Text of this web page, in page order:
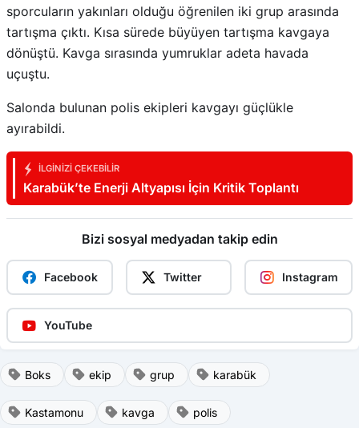
sporcuların yakınları olduğu öğrenilen iki grup arasında
tartışma çıktı. Kısa sürede büyüyen tartışma kavgaya
dönüştü. Kavga sırasında yumruklar adeta havada
uçuştu.
Salonda bulunan polis ekipleri kavgayı güçlükle
ayırabildi.
İLGINIZI ÇEKEBILIR
Karabük’te Enerji Altyapısı İçin Kritik Toplantı
Bizi sosyal medyadan takip edin
Facebook Twitter Instagram
YouTube
Boks ekip grup karabük
Kastamonu kavga polis